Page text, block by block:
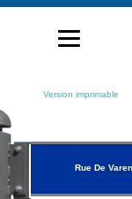
Version imprimable
Rue De